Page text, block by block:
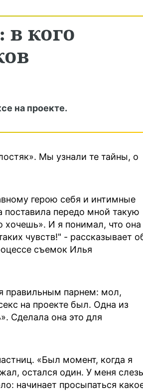
в кого
на проекте.
Мы узнали те тайны, о
герою себя и интимные
поставила передо мной такую
хочешь». И я понимал, что она
чувств!" - рассказывает
съемок Илья
правильным парнем: мол,
на проекте был. Одна из
Сделала она это для
«Был момент, когда я
остался один. У меня
начинает просыпаться